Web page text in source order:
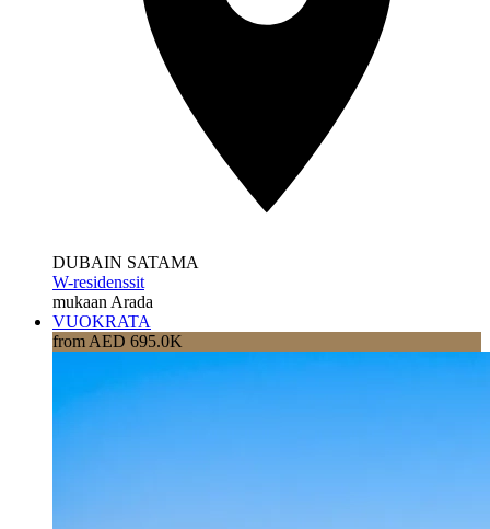
DUBAIN SATAMA
W-residenssit
mukaan Arada
VUOKRATA
from AED 695.0K